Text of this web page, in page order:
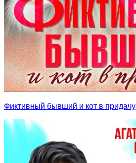
Фиктивный бывший и кот в придачу